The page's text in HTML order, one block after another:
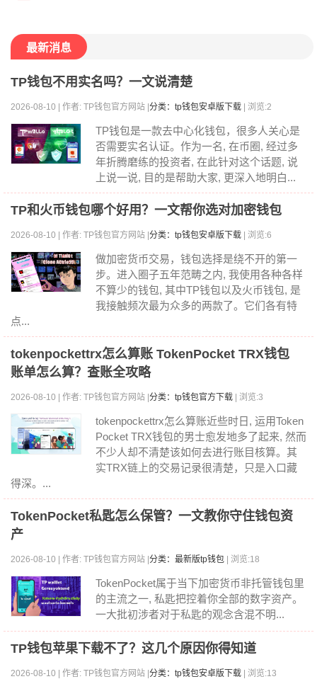
最新消息
TP钱包不用实名吗？一文说清楚
2026-08-10 | 作者: TP钱包官方网站 | 分类：tp钱包安卓版下载 | 浏览:2
TP钱包是一款去中心化钱包，很多人关心是
否需要实名认证。作为一名, 在币圈, 经过多
年折腾磨练的投资者, 在此针对这个话题, 说
上说一说, 目的是帮助大家, 更深入地明白...
TP和火币钱包哪个好用？一文帮你选对加密钱包
2026-08-10 | 作者: TP钱包官方网站 | 分类：tp钱包安卓版下载 | 浏览:6
做加密货币交易，钱包选择是绕不开的第一
步。进入圈子五年范畴之内, 我使用各种各样
不算少的钱包, 其中TP钱包以及火币钱包, 是
我接触频次最为众多的两款了。它们各有特
点...
tokenpockettrx怎么算账 TokenPocket TRX钱包
账单怎么算？查账全攻略
2026-08-10 | 作者: TP钱包官方网站 | 分类：tp钱包官方下载 | 浏览:3
tokenpockettrx怎么算账近些时日, 运用Token
Pocket TRX钱包的男士愈发地多了起来, 然而
不少人却不清楚该如何去进行账目核算。其
实TRX链上的交易记录很清楚，只是入口藏
得深。...
TokenPocket私匙怎么保管？一文教你守住钱包资
产
2026-08-10 | 作者: TP钱包官方网站 | 分类：最新版tp钱包 | 浏览:18
TokenPocket属于当下加密货币非托管钱包里
的主流之一, 私匙把控着你全部的数字资产。
一大批初涉者对于私匙的观念含混不明...
TP钱包苹果下载不了？这几个原因你得知道
2026-08-10 | 作者: TP钱包官方网站 | 分类：tp钱包安卓版下载 | 浏览:13